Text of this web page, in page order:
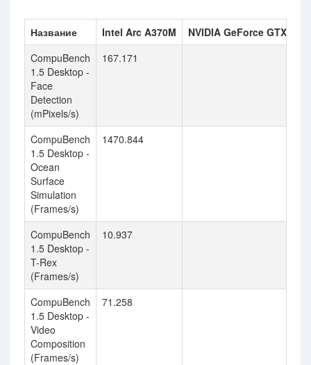
Название Intel Arc A370M
NVIDIA GeForce GTX
CompuBench
1.5 Desktop -
Face
Detection
(mPixels/s)
167.171
CompuBench
1.5 Desktop -
Ocean
Surface
Simulation
(Frames/s)
1470.844
CompuBench
1.5 Desktop -
T-Rex
(Frames/s)
10.937
CompuBench
1.5 Desktop -
Video
Composition
(Frames/s)
71.258